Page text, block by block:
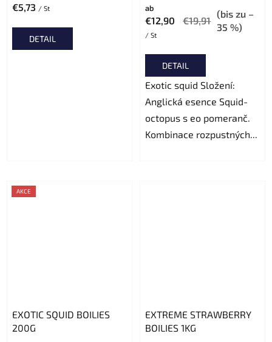
€5,73 / St
DETAIL
ist
von
5
Sternen.
ab
€12,90
/ St
€19,91
(bis zu –
35 %)
DETAIL
Exotic squid Složení:
Anglická esence Squid-
octopus s eo pomeranč.
Kombinace rozpustných...
AKCE
EXOTIC SQUID BOILIES
200G
EXTREME STRAWBERRY
BOILIES 1KG